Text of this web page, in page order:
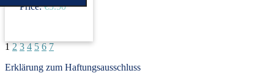
Price: €5.50
1 2 3 4 5 6 7
Erklärung zum Haftungsausschluss